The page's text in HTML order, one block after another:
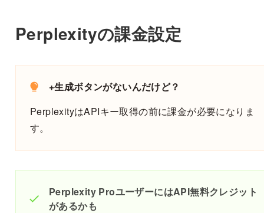
Perplexityの課金設定
+生成ボタンがないんだけど？
PerplexityはAPIキー取得の前に課金が必要になりま
す。
Perplexity ProユーザーにはAPI無料クレジット
があるかも